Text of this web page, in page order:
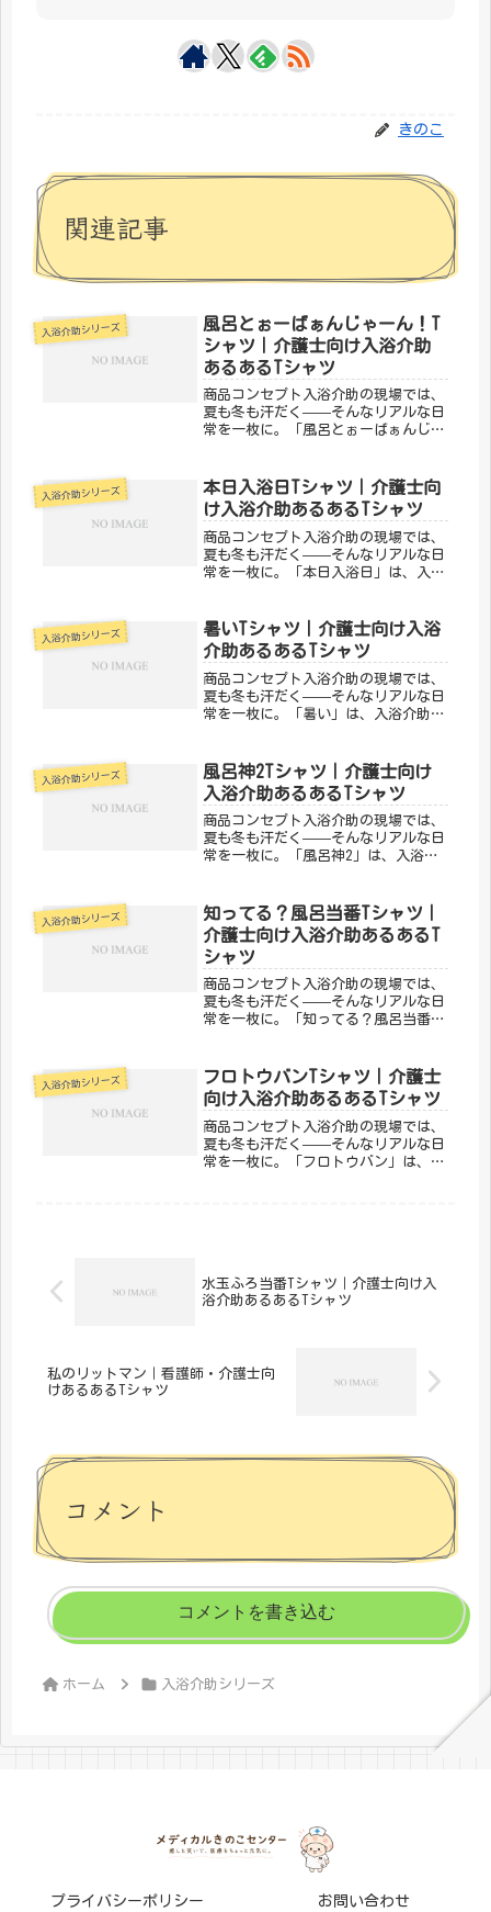
きのこ
関連記事
入浴介助シリーズ
風呂とぉーばぁんじゃーん！T
シャツ｜介護士向け入浴介助
あるあるTシャツ
商品コンセプト入浴介助の現場では、
夏も冬も汗だく——そんなリアルな日
常を一枚に。「風呂とぉーばぁんじゃ
張る仲間なら、絶対わかってくれる。
「メディカルきのこセンター」が手が
け...
入浴介助シリーズ
本日入浴日Tシャツ｜介護士向
け入浴介助あるあるTシャツ
商品コンセプト入浴介助の現場では、
夏も冬も汗だく——そんなリアルな日
常を一枚に。「本日入浴日」は、入浴
対わかってくれる。「メディカルきの
こセンター」が手がけるこのデザイン
は...
入浴介助シリーズ
暑いTシャツ｜介護士向け入浴
介助あるあるTシャツ
商品コンセプト入浴介助の現場では、
夏も冬も汗だく——そんなリアルな日
常を一枚に。「暑い」は、入浴介助あ
ってくれる。「メディカルきのこセン
ター」が手がけるこのデザインは、医
療...
入浴介助シリーズ
風呂神2Tシャツ｜介護士向け
入浴介助あるあるTシャツ
商品コンセプト入浴介助の現場では、
夏も冬も汗だく——そんなリアルな日
常を一枚に。「風呂神2」は、入浴介
わかってくれる。「メディカルきのこ
センター」が手がけるこのデザイン
は、...
入浴介助シリーズ
知ってる？風呂当番Tシャツ｜
介護士向け入浴介助あるあるT
シャツ
商品コンセプト入浴介助の現場では、
夏も冬も汗だく——そんなリアルな日
常を一枚に。「知ってる？風呂当番」
なら、絶対わかってくれる。「メディ
カルきのこセンター」が手がけるこの
デ...
入浴介助シリーズ
フロトウバンTシャツ｜介護士
向け入浴介助あるあるTシャツ
商品コンセプト入浴介助の現場では、
夏も冬も汗だく——そんなリアルな日
常を一枚に。「フロトウバン」は、入
水玉ふろ当番Tシャツ｜介護士向け入
浴介助あるあるTシャツ
私のリットマン｜看護師・介護士向
けあるあるTシャツ
コメント
コメントを書き込む
ホーム 入浴介助シリーズ
プライバシーポリシー お問い合わせ